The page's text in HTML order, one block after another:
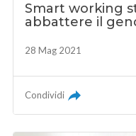
Smart working
abbattere il
28 Mag 2021
Condividi